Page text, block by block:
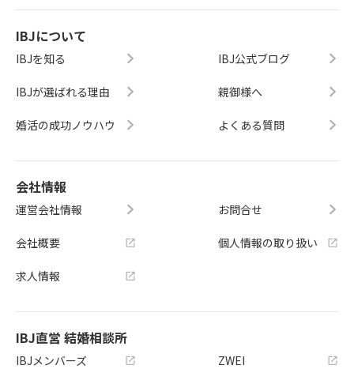
IBJについて
IBJを知る
IBJが選ばれる理由
婚活の成功ノウハウ
IBJ公式ブログ
親御様へ
よくある質問
会社情報
運営会社情報
会社概要
求人情報
お問合せ
個人情報の取り扱い
IBJ直営 結婚相談所
IBJメンバーズ ZWEI